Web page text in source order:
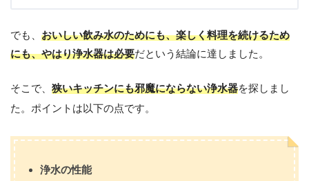
でも、 おいしい飲み水のためにも、楽しく料理を続けるため
にも、やはり浄水器は必要だという結論に達しました。
そこで、 狭いキッチンにも邪魔にならない浄水器を探しまし
た。ポイントは以下の点です。
浄水の性能